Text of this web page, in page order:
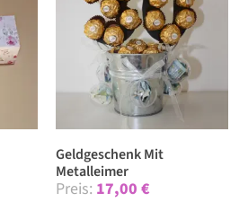
Geldgeschenk Mit
Metalleimer
17,00 €